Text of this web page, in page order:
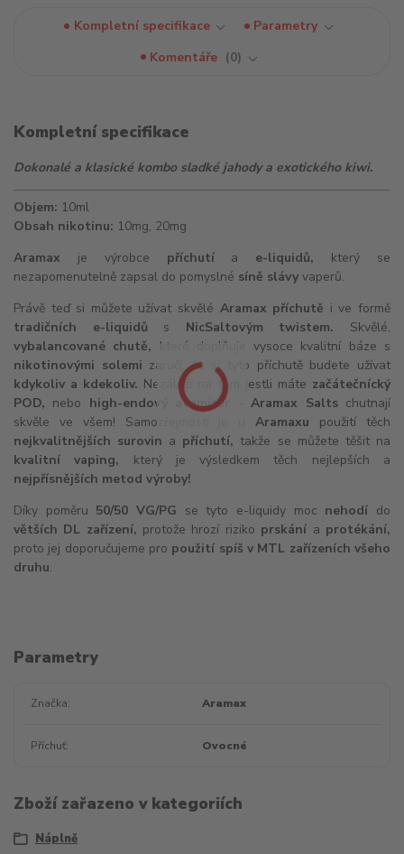
Kompletní specifikace
Parametry
Komentáře
0
Kompletní specifikace
Dokonalé a klasické kombo sladké jahody a exotického kiwi.
Objem: 10ml
Obsah nikotinu: 10mg, 20mg
Aramax je výrobce příchutía e-liquidů, který se
nezapomenutelně zapsal do pomyslné síně slávy vaperů.
Právě teď si můžete užívat skvělé Aramax příchutě i ve formě
tradičních e-liquidů s NicSaltovým twistem. Skvělé,
vybalancované chutě, které doplňuje vysoce kvalitní báze s
nikotinovými solemi zaručí, že si tyto příchutě budete užívat
kdykoliv a kdekoliv. Nezáleží na tom jestli máte začátečnícký
POD, nebo high-endový atomizér -Aramax Saltschutnají
skvěle ve všem! Samozřejmostí je uAramaxu použití těch
nejkvalitnějších surovin a příchutí, takže se můžete těšit na
kvalitní vaping, který je výsledkem těch nejlepších a
nejpřísnějších metod výroby!
Díky poměru 50/50 VG/PG se tyto e-liquidy moc nehodí do
větších DL zařízení, protože hrozí riziko prskání a protékání,
proto jej doporučujeme pro použití spíš v MTL zařízeních všeho
druhu.
Parametry
Značka Aramax
Příchuť Ovocné
Zboží zařazeno v kategoriích
Náplně